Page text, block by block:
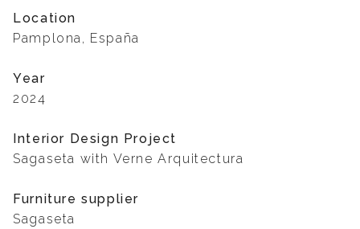
Location
Pamplona, ​​​​España
Year
2024
Interior Design Project
Sagaseta with Verne Arquitectura
Furniture supplier
Sagaseta